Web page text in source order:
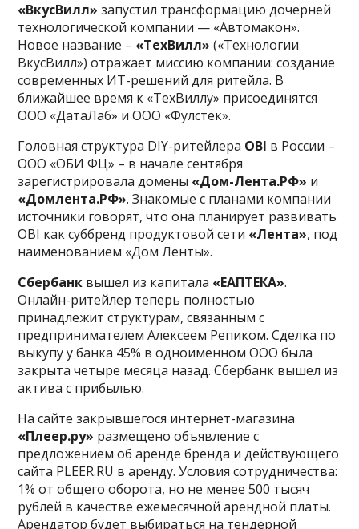
«ВкусВилл» запустил трансформацию дочерней
технологической компании — «Автомакон».
Новое название – «ТехВилл» («Технологии
ВкусВилл») отражает миссию компании: создание
современных ИТ-решений для ритейла. В
ближайшее время к «ТехВиллу» присоединятся
ООО «ДатаЛаб» и ООО «Фулстек».
Головная структура DIY-ритейлера OBI в России –
ООО «ОБИ ФЦ» – в начале сентября
зарегистрировала домены «Дом-Лента.РФ» и
«Домлента.РФ». Знакомые с планами компании
источники говорят, что она планирует развивать
OBI как суббренд продуктовой сети «Лента», под
наименованием «Дом Ленты».
Сбербанк вышел из капитала «ЕАПТЕКА».
Онлайн-ритейлер теперь полностью
принадлежит структурам, связанным с
предпринимателем Алексеем Репиком. Сделка по
выкупу у банка 45% в одноименном ООО была
закрыта четыре месяца назад. Сбербанк вышел из
актива с прибылью.
На сайте закрывшегося интернет-магазина
«Плеер.ру» размещено объявление с
предложением об аренде бренда и действующего
сайта PLEER.RU в аренду. Условия сотрудничества:
1% от общего оборота, но не менее 500 тысяч
рублей в качестве ежемесячной арендной платы.
Арендатор будет выбираться на тендерной